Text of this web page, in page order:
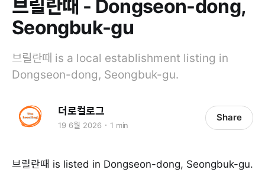
브릴란때 - Dongseon-dong,
Seongbuk-gu
브릴란때 is a local establishment listing in
Dongseon-dong, Seongbuk-gu.
더로컬로그
19 6월 2026 1 min
Share
브릴란때 is listed in Dongseon-dong, Seongbuk-gu.